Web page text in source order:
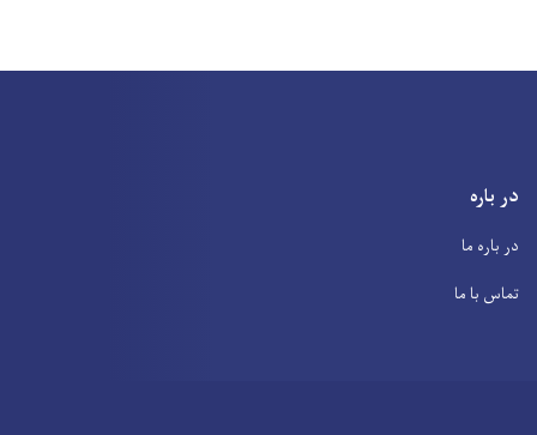
در باره
در باره ما
تماس با ما